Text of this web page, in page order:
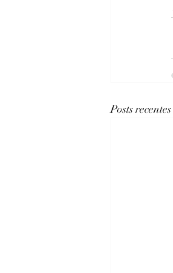
Posts recentes